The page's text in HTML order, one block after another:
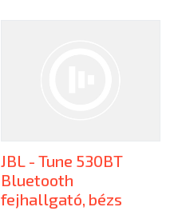
JBL - Tune 530BT
Bluetooth
fejhallgató, bézs